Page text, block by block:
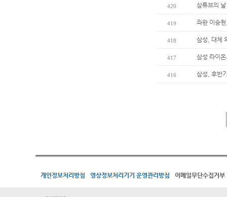
420 삼튜브의
419 좌완 이승
418 삼성, 대체
417 삼성 라이
416 삼성, 후반
개인정보처리방침 영상정보처리기기 운영관리방침 이메일무단수집거부